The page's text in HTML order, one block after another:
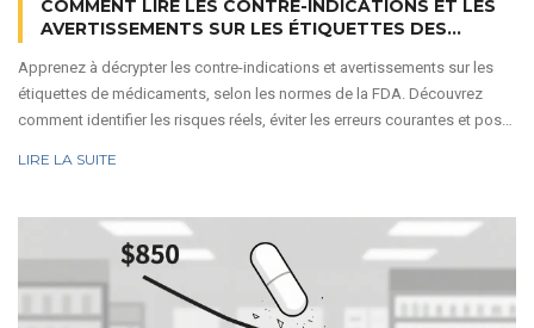
COMMENT LIRE LES CONTRE-INDICATIONS ET LES
AVERTISSEMENTS SUR LES ÉTIQUETTES DES
Apprenez à décrypter les contre-indications et avertissements sur les
étiquettes de médicaments, selon les normes de la FDA. Découvrez
comment identifier les risques réels, éviter les erreurs courantes et poser
LIRE LA SUITE